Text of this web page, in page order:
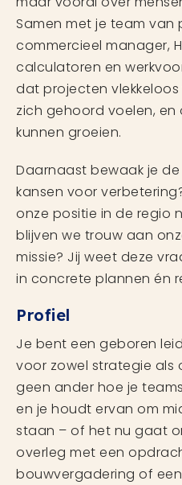
Samen met je team van
commercieel manager,
calculatoren en
dat projecten
zich gehoord voelen, en
kunnen groeien.
Daarnaast bewaak je
kansen voor
onze positie in de regio
blijven we trouw aan
missie? Jij weet deze
in concrete plannen én
Profiel
Je bent een geboren
voor zowel strategie als
geen ander hoe je
en je houdt ervan om
staan – of het nu gaat
overleg met een
bouwvergadering of